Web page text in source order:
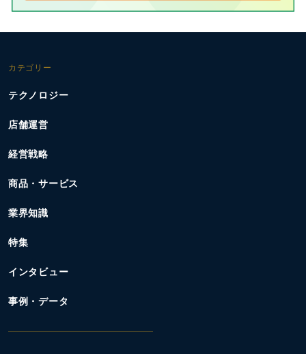
カテゴリー
テクノロジー
店舗運営
経営戦略
商品・サービス
業界知識
特集
インタビュー
事例・データ